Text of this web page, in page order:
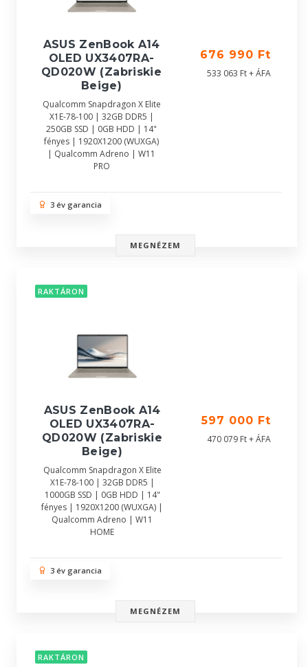
ASUS ZenBook A14
OLED UX3407RA-
QD020W (Zabriskie
Beige)
Qualcomm Snapdragon X Elite
X1E-78-100 | 32GB DDR5 |
250GB SSD | 0GB HDD | 14"
fényes | 1920X1200 (WUXGA)
| Qualcomm Adreno | W11
PRO
676 990 Ft
533 063 Ft + ÁFA
3 év garancia
MEGNÉZEM
RAKTÁRON
ASUS ZenBook A14
OLED UX3407RA-
QD020W (Zabriskie
Beige)
Qualcomm Snapdragon X Elite
X1E-78-100 | 32GB DDR5 |
1000GB SSD | 0GB HDD | 14"
fényes | 1920X1200 (WUXGA) |
Qualcomm Adreno | W11
HOME
597 000 Ft
470 079 Ft + ÁFA
3 év garancia
MEGNÉZEM
RAKTÁRON